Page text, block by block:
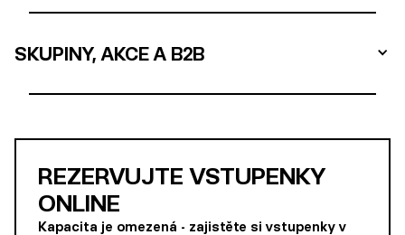
SKUPINY, AKCE A B2B
REZERVUJTE VSTUPENKY
ONLINE
Kapacita je omezená - zajistěte si vstupenky v